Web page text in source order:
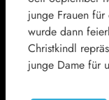
junge Frauen
wurde dann
Christkindl
junge Dame für